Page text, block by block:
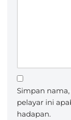
Simpan
pelayar ini
hadapan.